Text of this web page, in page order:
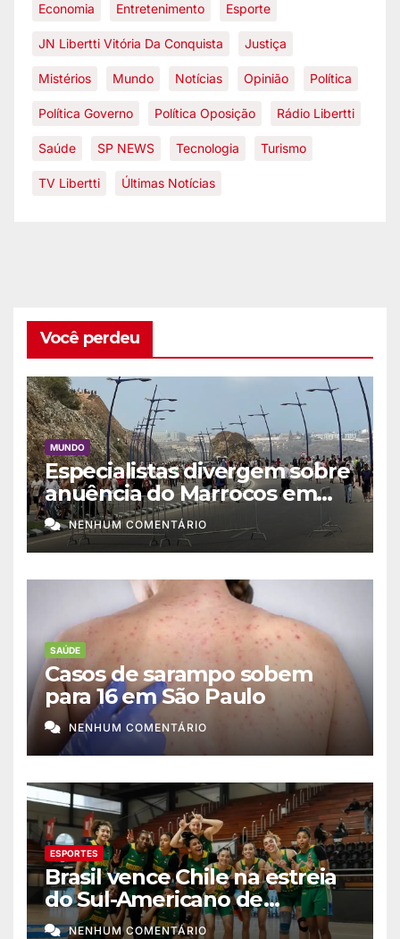
Economia Entretenimento Esporte
JN Libertti Vitória Da Conquista Justiça
Mistérios Mundo Notícias Opinião Política
Política Governo Política Oposição Rádio Libertti
Saúde SP NEWS Tecnologia Turismo
TV Libertti Últimas Notícias
Você perdeu
MUNDO
Especialistas divergem sobre
anuência do Marrocos em
migração a Ceuta
NENHUM COMENTÁRIO
SAÚDE
Casos de sarampo sobem
para 16 em São Paulo
NENHUM COMENTÁRIO
ESPORTES
Brasil vence Chile na estreia
do Sul-Americano de
basquete feminino
NENHUM COMENTÁRIO